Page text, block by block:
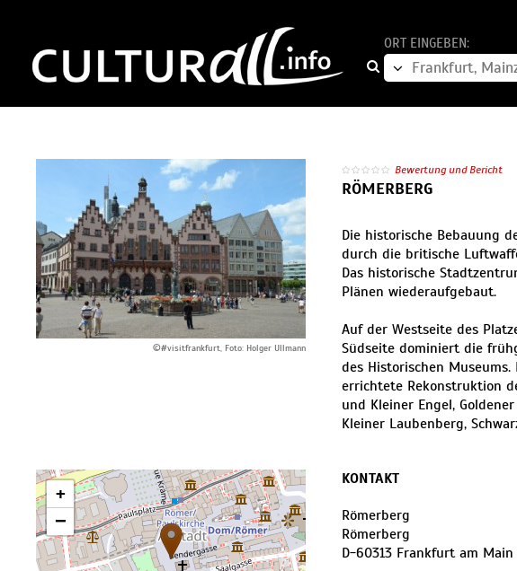
ORT EINGEBEN:
©#visitfrankfurt, Foto: Holger Ullmann
Bewertung und Bericht
RÖMERBERG
Die historische Bebauung
durch die britische
Das historische
Plänen wiederaufgebaut.
Auf der Westseite des
Südseite dominiert die
des Historischen
errichtete Rekonstruktion
und Kleiner Engel,
Kleiner Laubenberg,
+
−
KONTAKT
Römerberg
Römerberg
D-60313 Frankfurt am Main